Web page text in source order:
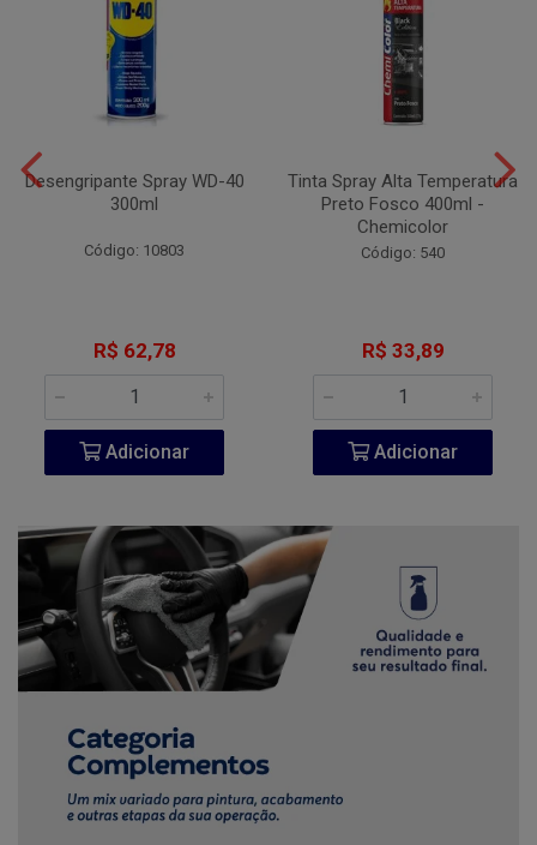
Desengripante Spray WD-40
300ml
Código: 10803
R$ 62,78
Adicionar
Tinta Spray Alta Temperatura
Preto Fosco 400ml -
Chemicolor
Código: 540
R$ 33,89
Adicionar